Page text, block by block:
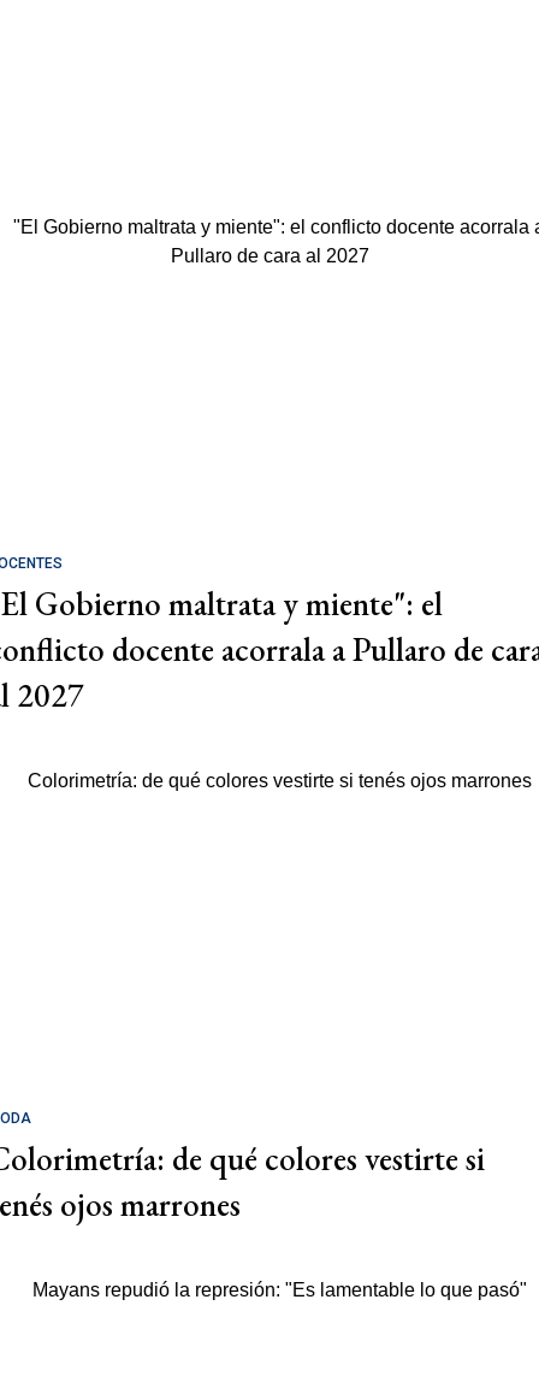
Gobierno maltrata y miente": el
docente acorrala a Pullaro de
2027
de qué colores vestirte si
ojos marrones